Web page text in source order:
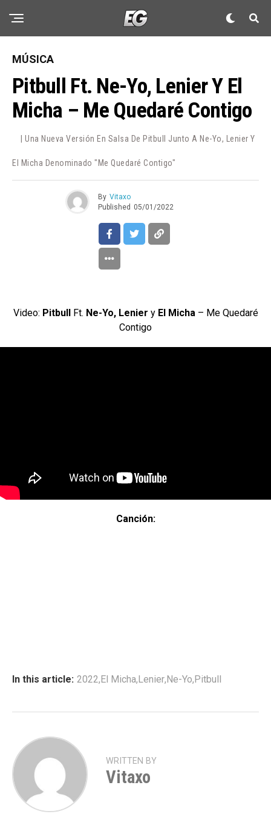
MÚSICA
Pitbull Ft. Ne-Yo, Lenier Y El
Micha – Me Quedaré Contigo
| Una Nueva Versión En Salsa De Pitbull Junto A Ne-Yo, Lenier Y
El Micha Denominado "Me Quedaré Contigo"
By Vitaxo
Published 05/01/2022
Video: PitbullFt. Ne-Yo, Lenier y El Micha– Me Quedaré
Contigo
Canción:
In this article: 2022,El Micha,Lenier,Ne-Yo,Pitbull
WRITTEN BY
Vitaxo